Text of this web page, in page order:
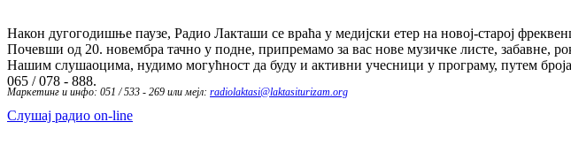
Након дугогодишње паузе, Радио Лакташи се враћа у медијски етер на новој-старој
Почевши од 20. новембра тачно у подне, припремамо за вас нове музичке листе, забавне,
Нашим слушаоцима, нудимо могућност да буду и активни учесници у програму, путем
065 / 078 - 888.
Маркетинг и инфо: 051 / 533 - 269 или мејл: radiolaktasi@laktasiturizam.org
Слушај радио on-line